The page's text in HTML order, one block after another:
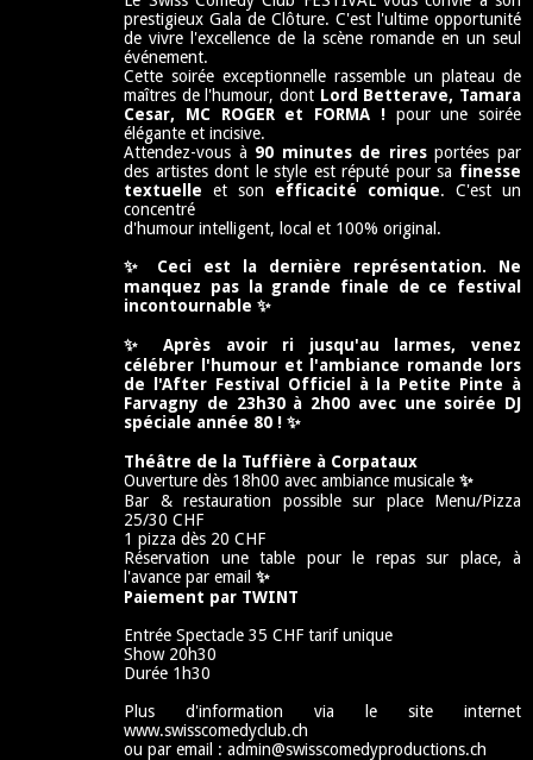
prestigieux Gala de Clôture. C'est l'ultime opportunité
de vivre l'excellence de la scène romande en un seul
événement.
Cette soirée exceptionnelle rassemble un plateau de
maîtres de l'humour, dont Lord Betterave, Tamara
Cesar, MC ROGER et FORMA !pour une soirée
élégante et incisive.
Attendez-vous à 90 minutes de riresportées par
des artistes dont le style est réputé pour sa finesse
textuelle et son efficacité comique. C'est un
concentré
d'humour intelligent, local et 100% original.
✨ Ceci est la dernière représentation. Ne
manquez pas la grande finale de ce festival
incontournable✨
✨ Après avoir ri jusqu'au larmes, venez
célébrer l'humour et l'ambiance romande lors
de l'After Festival Officiel à la Petite Pinte à
Farvagny de 23h30 à 2h00 avec une soirée DJ
spéciale année 80 ! ✨
Théâtre de la Tuffière à Corpataux
Ouverture dès 18h00 avec ambiance musicale✨
Bar & restauration possible sur place Menu/Pizza
25/30 CHF
1 pizza dès 20 CHF
Réservation une table pour le repas sur place, à
l'avance par email✨
Paiement par TWINT
Entrée Spectacle 35 CHF tarif unique
Show 20h30
Durée 1h30
Plus d'information via le site internet
www.swisscomedyclub.ch
ou par email : admin@swisscomedyproductions.ch